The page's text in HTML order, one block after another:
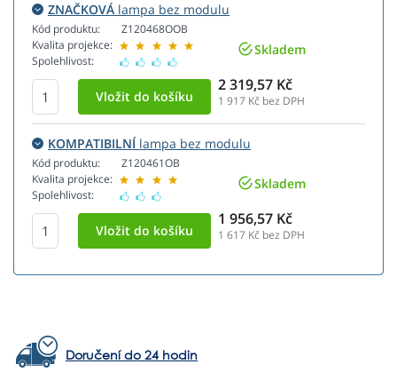
ZNAČKOVÁ lampa bez modulu
Kód produktu:
Kvalita projekce:
Spolehlivost:
Z120468OOB
Skladem
2 319,57 Kč
1 917 Kč bez DPH
KOMPATIBILNÍlampa bez modulu
Kód produktu:
Kvalita projekce:
Spolehlivost:
Z120461OB
Skladem
1 956,57 Kč
1 617 Kč bez DPH
Doručení do 24 hodin